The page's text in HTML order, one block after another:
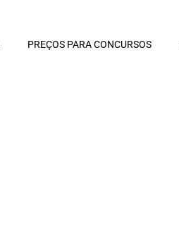
PREÇOS PARA CONCURSOS